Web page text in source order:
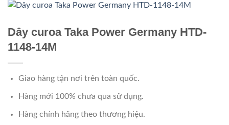
Dây curoa Taka Power Germany HTD-
1148-14M
Giao hàng tận nơi trên toàn quốc.
Hàng mới 100% chưa qua sử dụng.
Hàng chính hãng theo thương hiệu.